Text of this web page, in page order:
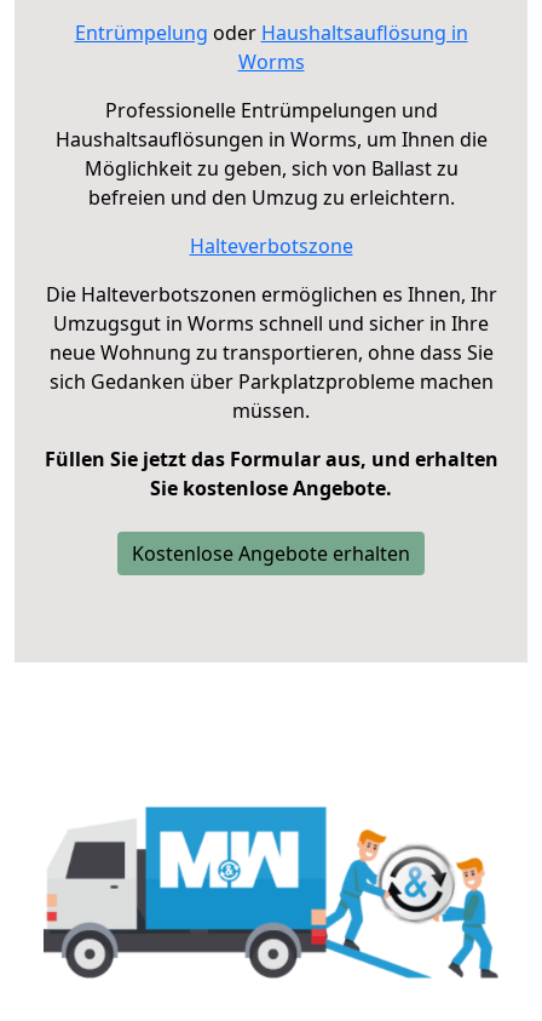
Entrümpelung oder Haushaltsauflösung in
Worms
Professionelle Entrümpelungen und
Haushaltsauflösungen in Worms, um Ihnen die
Möglichkeit zu geben, sich von Ballast zu
befreien und den Umzug zu erleichtern.
Halteverbotszone
Die Halteverbotszonen ermöglichen es Ihnen, Ihr
Umzugsgut in Worms schnell und sicher in Ihre
neue Wohnung zu transportieren, ohne dass Sie
sich Gedanken über Parkplatzprobleme machen
müssen.
Füllen Sie jetzt das Formular aus, und erhalten
Sie kostenlose Angebote.
Kostenlose Angebote erhalten